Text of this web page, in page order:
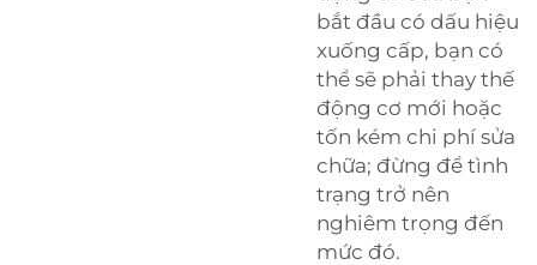
bắt đầu có dấu hiệu
xuống cấp, bạn có
thể sẽ phải thay thế
động cơ mới hoặc
tốn kém chi phí sửa
chữa; đừng để tình
trạng trở nên
nghiêm trọng đến
mức đó.